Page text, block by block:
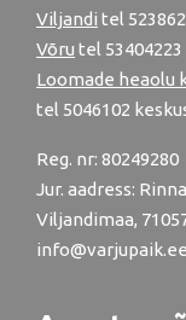
Viljandi tel
Võru tel 53404223
Loomade heaolu
tel 5046102
Reg. nr: 80249280
Jur. aadress:
Viljandimaa,
info@varjupaik.ee